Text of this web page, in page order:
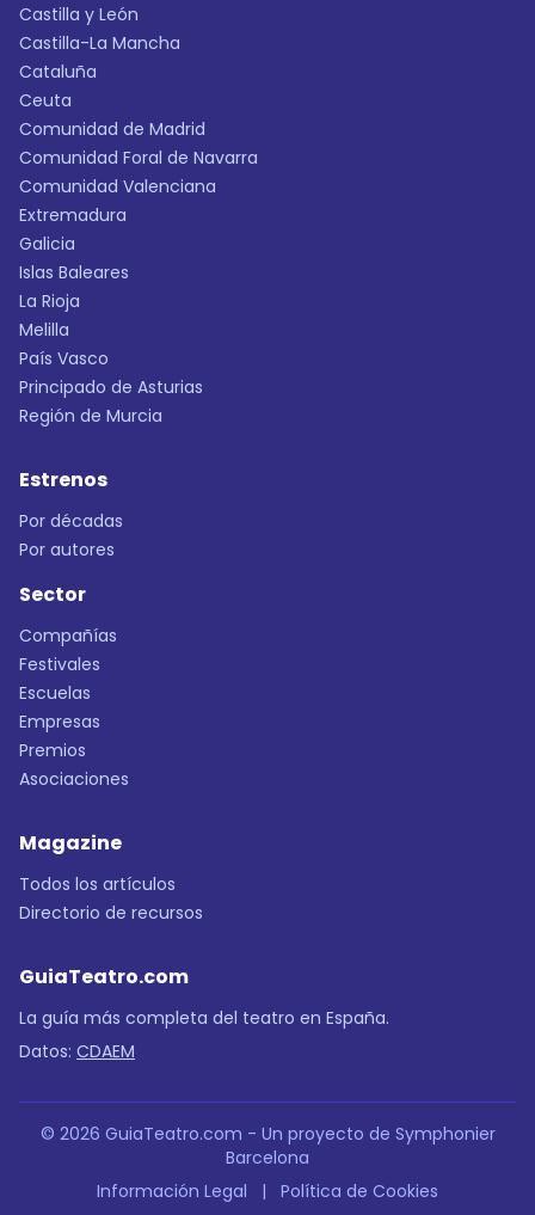
Castilla y León
Castilla-La Mancha
Cataluña
Ceuta
Comunidad de Madrid
Comunidad Foral de Navarra
Comunidad Valenciana
Extremadura
Galicia
Islas Baleares
La Rioja
Melilla
País Vasco
Principado de Asturias
Región de Murcia
Estrenos
Por décadas
Por autores
Sector
Compañías
Festivales
Escuelas
Empresas
Premios
Asociaciones
Magazine
Todos los artículos
Directorio de recursos
GuiaTeatro.com
La guía más completa del teatro en España.
Datos: CDAEM
© 2026 GuiaTeatro.com - Un proyecto de Symphonier
Barcelona
Información Legal
| Política de Cookies